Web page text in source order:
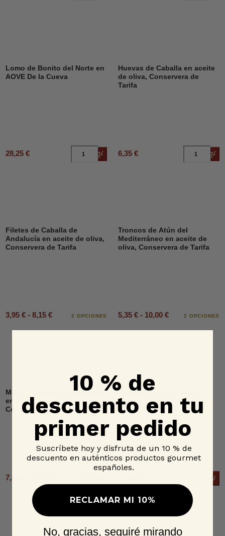
Lomo de Bonito del Norte en
AOVE De la Cueva
28,25 € Añadir al carrito
Huevas de Caballa en aceite
de oliva, Conservera de
Tarifa
6,35 €
Filetes de Caballa de
Andalucía en aceite de oliva,
Conservera de Tarifa
3,95 € - 8,15 € 2 OPCIONES
Troncos de Atún del
Mediterráneo en aceite de
oliva, Conservera de Tarifa
5,35 € - 10,00 € 2 OPCIONES
Melva Canutera de Andalucía
en aceite de oliva,
Conservera de Tarifa
7,30 € - 12,75 €
Tarantelo de Atún Rojo
Salvaje en aceite de oliva,
Conservera de Tarifa
10 % de
descuento en tu
primer pedido
Suscríbete hoy y disfruta de un 10 % de
descuento en auténticos productos gourmet
españoles.
RECLAMAR MI 10%
No, gracias, seguiré mirando